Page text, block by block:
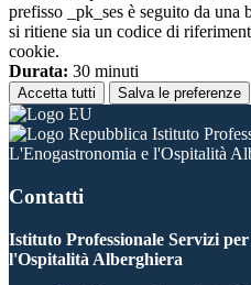
prefisso _pk_ses è seguito da una
si ritiene sia un codice di
cookie.
Durata: 30 minuti
Accetta tutti Salva le preferenze
Istituto
L'Enogastronomia e l'Ospitalità
Contatti
Istituto Professionale Servizi
l'Ospitalità Alberghiera